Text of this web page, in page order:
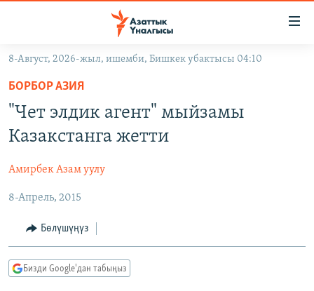
Навигацияга
өтүңүз
Издөөгө
салыңыз
КЫРГЫЗСТАН
ЭКОНОМИКА
МАДАНИЯТ
БОРБОР АЗИЯ
АТАЙЫН ИЛИКТӨӨ
ТВ ПРОГРАММАЛАР
БҮГҮН АЗАТТЫКТА
БИЗ ЖАНА ДҮЙНӨ
ПОДКАСТ
ӨЗГӨЧӨ ПИКИР
8-Август, 2026-жыл, ишемби, Бишкек убактысы 04:10
БОРБОР АЗИЯ
"Чет элдик агент" мыйзамы
Казакстанга жетти
Амирбек Азам уулу
8-Апрель, 2015
Бөлүшүңүз
Бизди Google'дан табыңыз